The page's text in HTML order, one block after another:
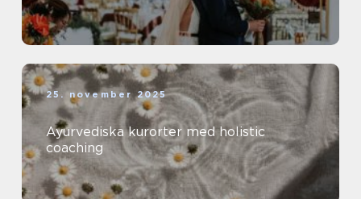
25. november 2025
Ayurvediska kurorter med holistic
coaching